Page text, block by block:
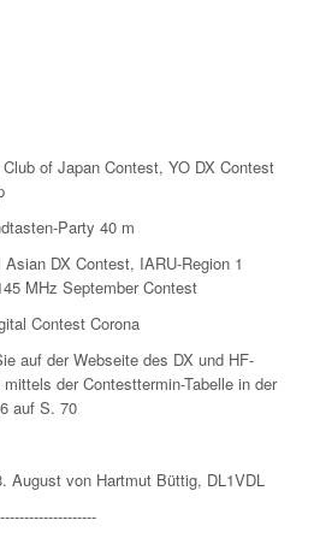
of Japan Contest, YO DX Contest
Party 40 m
DX Contest, IARU-Region 1
MHz September Contest
Contest Corona
auf der Webseite des DX und HF-
der Contesttermin-Tabelle in der
auf S. 70
August von Hartmut Büttig, DL1VDL